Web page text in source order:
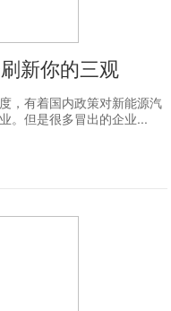
新你的三观
，有着国内政策对新能源汽
。但是很多冒出的企业...